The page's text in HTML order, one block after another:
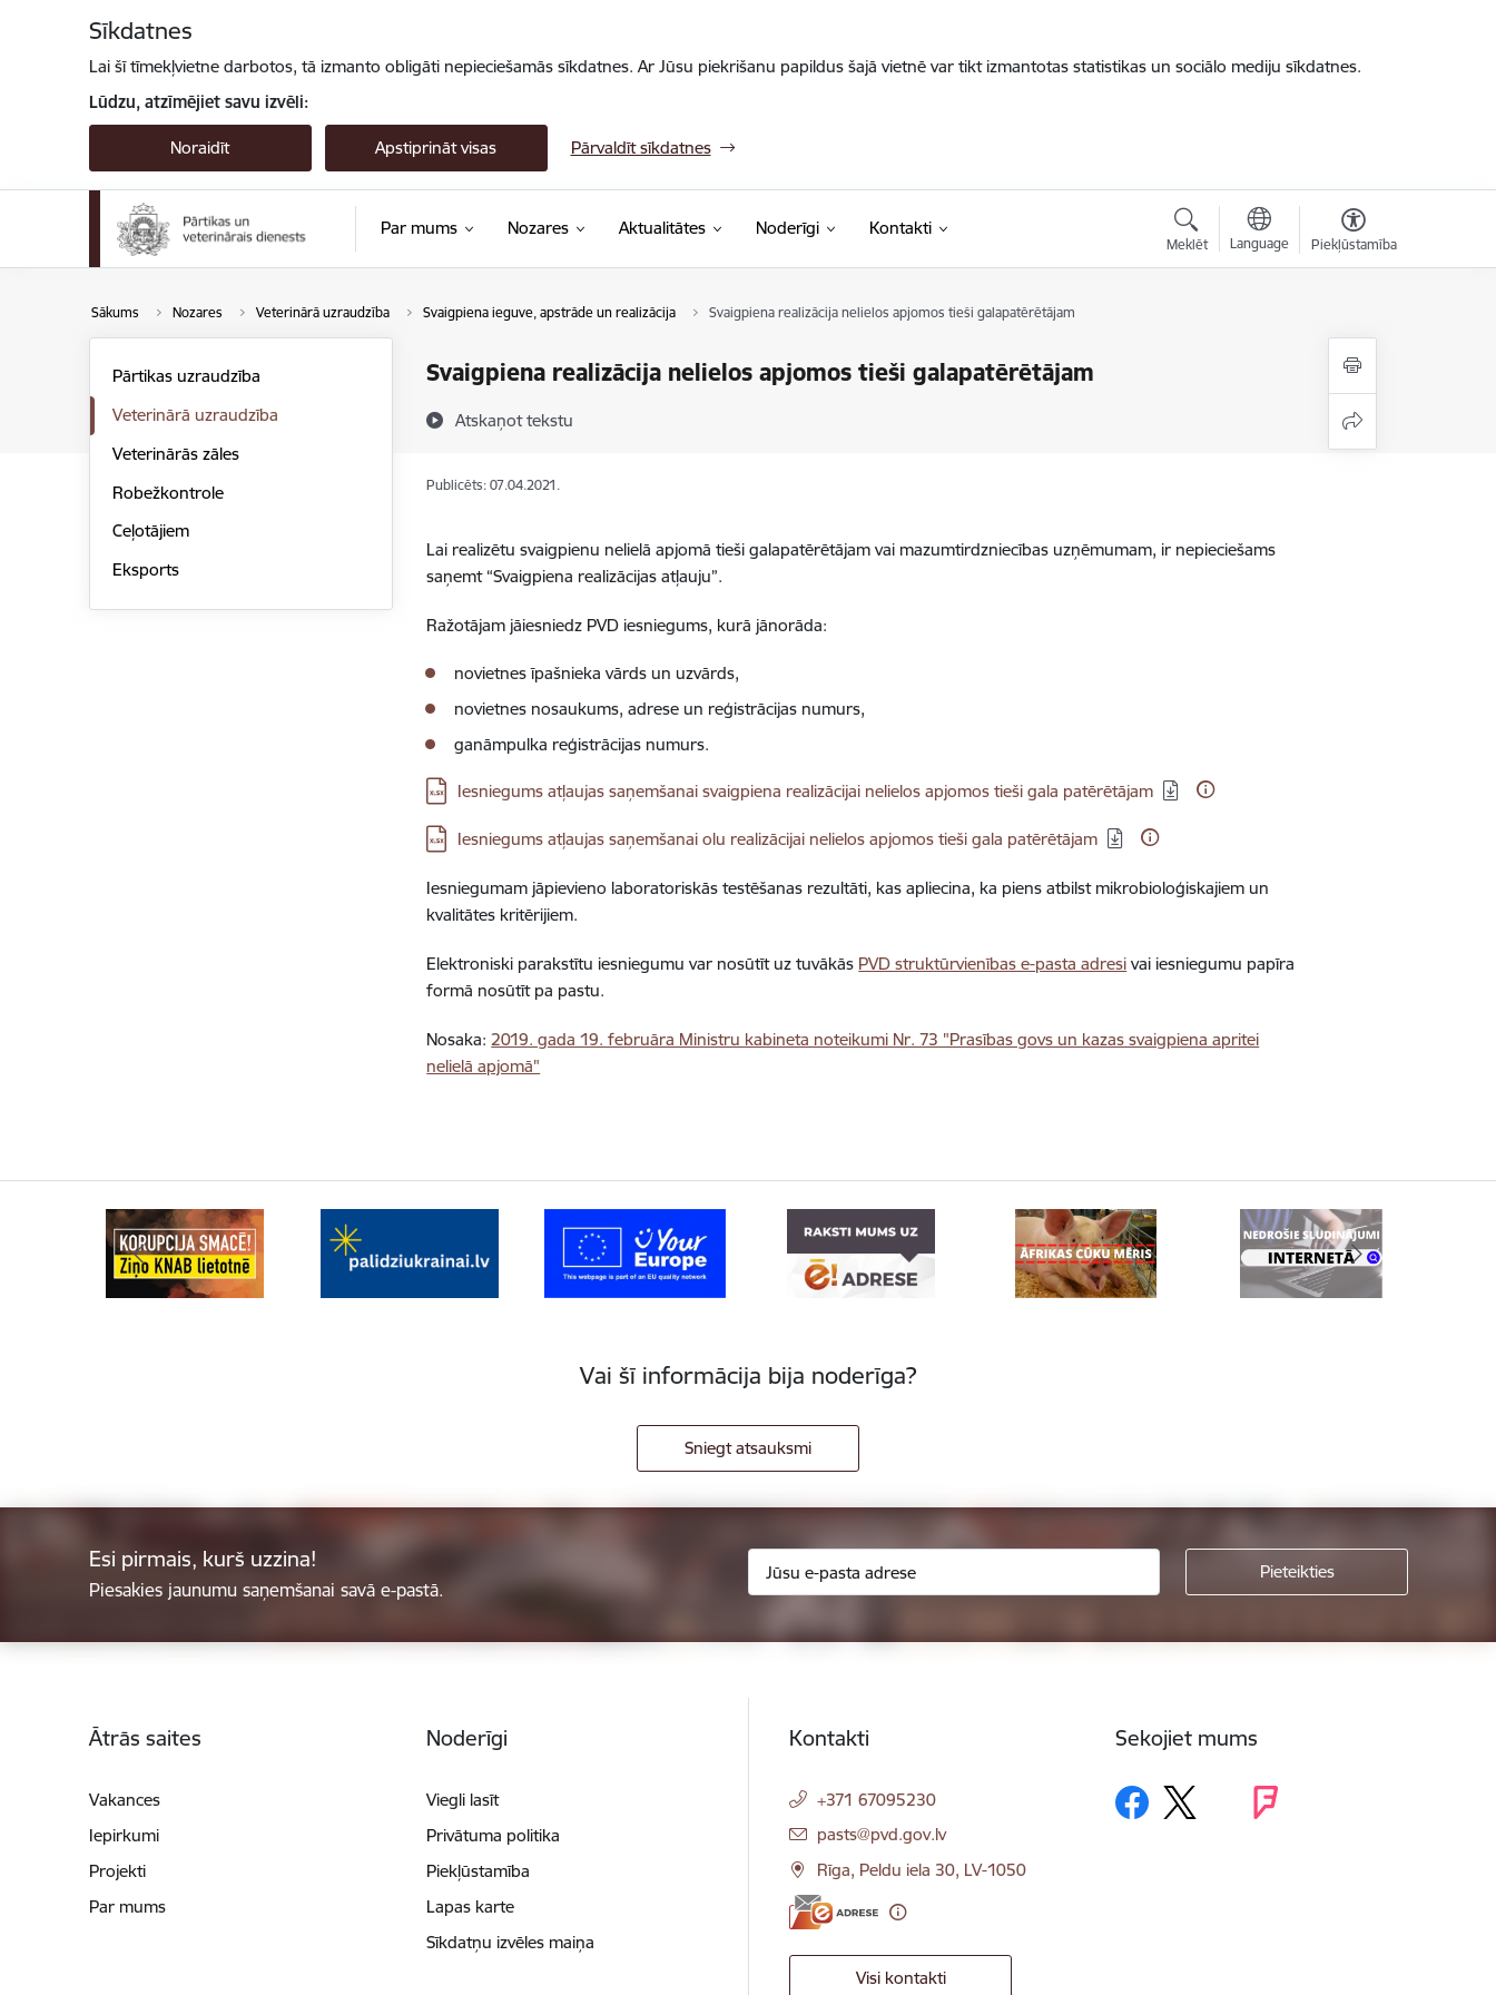
Sīkdatnes
Lai šī tīmekļvietne darbotos, tā izmanto obligāti nepieciešamās sīkdatnes. Ar Jūsu piekrišanu papildus šajā vietnē var tikt izmantotas statistikas un sociālo mediju sīkdatnes.
Lūdzu, atzīmējiet savu izvēli:
Noraidīt Apstiprināt visas Pārvaldīt sīkdatnes
Par mums Nozares Aktualitātes Noderīgi Kontakti
Meklēt Language Piekļūstamība
Sākums Nozares Veterinārā uzraudzība Svaigpiena ieguve, apstrāde un realizācija Svaigpiena realizācija nelielos apjomos tieši galapatērētājam
Svaigpiena realizācija nelielos apjomos tieši galapatērētājam
Atskaņot tekstu
Pārtikas uzraudzība
Veterinārā uzraudzība
Veterinārās zāles
Robežkontrole
Ceļotājiem
Eksports
Publicēts: 07.04.2021.
Lai realizētu svaigpienu nelielā apjomā tieši galapatērētājam vai mazumtirdzniecības uzņēmumam, ir nepieciešams
saņemt “Svaigpiena realizācijas atļauju”.
Ražotājam jāiesniedz PVD iesniegums, kurā jānorāda:
novietnes īpašnieka vārds un uzvārds,
novietnes nosaukums, adrese un reģistrācijas numurs,
ganāmpulka reģistrācijas numurs.
Lejupielādēt:
Iesniegums atļaujas saņemšanai svaigpiena realizācijai nelielos apjomos tieši gala patērētājam
Lejupielādēt:
Iesniegums atļaujas saņemšanai olu realizācijai nelielos apjomos tieši gala patērētājam
Iesniegumam jāpievieno laboratoriskās testēšanas rezultāti, kas apliecina, ka piens atbilst mikrobioloģiskajiem un
kvalitātes kritērijiem.
Elektroniski parakstītu iesniegumu var nosūtīt uz tuvākās PVD struktūrvienības e-pasta adresi vai iesniegumu papīra
formā nosūtīt pa pastu.
Nosaka:2019. gada 19. februāra Ministru kabineta noteikumi Nr. 73 "Prasības govs un kazas svaigpiena apritei
nelielā apjomā"
Vai šī informācija bija noderīga?
Sniegt atsauksmi
Esi pirmais, kurš uzzina!
Piesakies jaunumu saņemšanai savā e-pastā.
Ātrās saites
Vakances
Iepirkumi
Projekti
Par mums
Noderīgi
Viegli lasīt
Privātuma politika
Piekļūstamība
Lapas karte
Sīkdatņu izvēles maiņa
Kontakti
+371 67095230
E-pasts:
pasts@pvd.gov.lv
Rīga, Peldu iela 30, LV-1050
Visi kontakti
Sekojiet mums